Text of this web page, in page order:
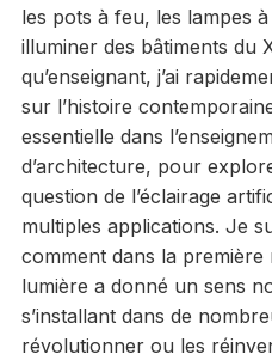
les pots à feu, les lampes
illuminer des bâtiments du
qu’enseignant, j’ai
sur l’histoire
essentielle dans
d’architecture, pour
question de l’éclairage
multiples applications. Je
comment dans la première
lumière a donné un sens
s’installant dans de
révolutionner ou les